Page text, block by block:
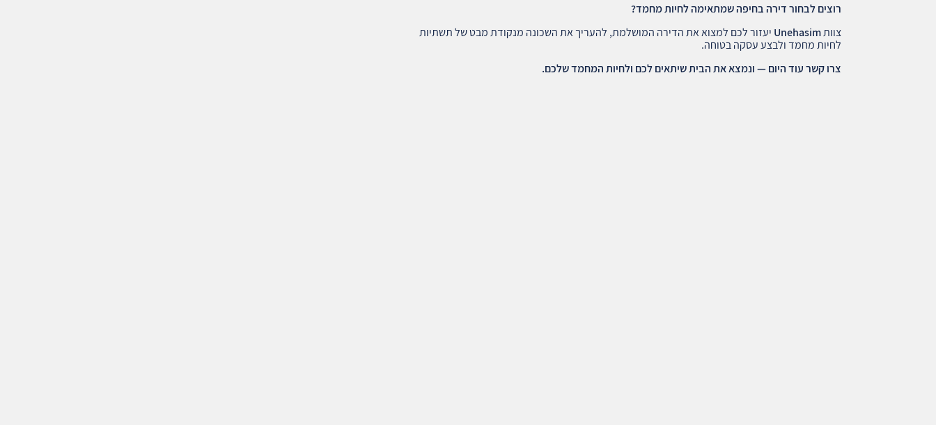
רוצים לבחור דירה בחיפה שמתאימה לחיות מחמד?
צוותUnehasim יעזור לכם למצוא את הדירה המושלמת, להעריך את השכונה מנקודת מבט של תשתיות
לחיות מחמד ולבצע עסקה בטוחה.
צרו קשר עוד היום — ונמצא את הבית שיתאים לכם ולחיות המחמד שלכם.